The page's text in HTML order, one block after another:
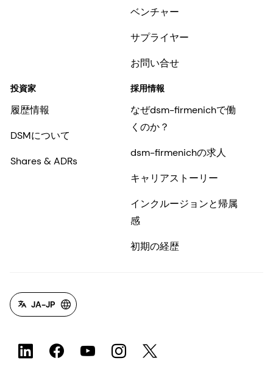
ベンチャー
サプライヤー
お問い合せ
投資家
履歴情報
DSMについて
Shares & ADRs
採用情報
なぜdsm-firmenichで働
くのか？
dsm-firmenichの求人
キャリアストーリー
インクルージョンと帰属
感
初期の経歴
JA-JP